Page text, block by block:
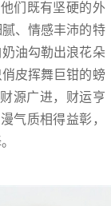
们既有坚硬的外
、情感丰沛的特
油勾勒出浪花朵
皮挥舞巨钳的螃
源广进，财运亨
气质相得益彰，